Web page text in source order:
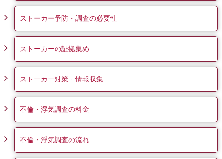
ストーカー予防・調査の必要性
ストーカーの証拠集め
ストーカー対策・情報収集
不倫・浮気調査の料金
不倫・浮気調査の流れ